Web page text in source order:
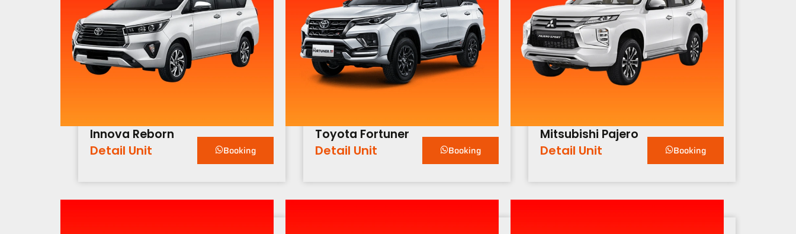
Innova Reborn
Detail Unit Booking
Toyota Fortuner
Detail Unit Booking
Mitsubishi Pajero
Detail Unit Booking